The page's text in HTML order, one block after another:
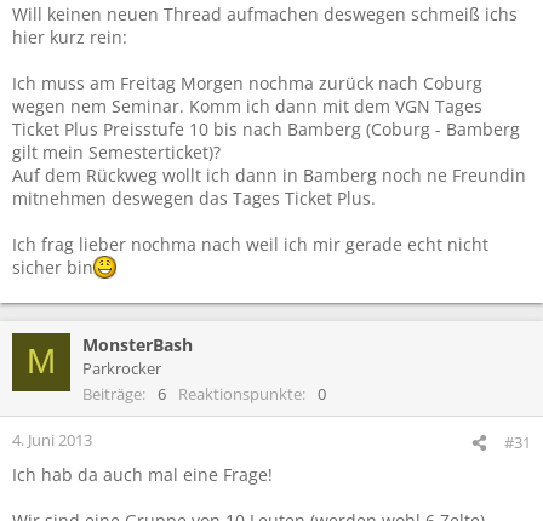
Will keinen neuen Thread aufmachen deswegen schmeiß ichs
hier kurz rein:
Ich muss am Freitag Morgen nochma zurück nach Coburg
wegen nem Seminar. Komm ich dann mit dem VGN Tages
Ticket Plus Preisstufe 10 bis nach Bamberg (Coburg - Bamberg
gilt mein Semesterticket)?
Auf dem Rückweg wollt ich dann in Bamberg noch ne Freundin
mitnehmen deswegen das Tages Ticket Plus.
Ich frag lieber nochma nach weil ich mir gerade echt nicht
sicher bin
M MonsterBash
Parkrocker
Beiträge
6 Reaktionspunkte 0
4. Juni 2013 #31
Ich hab da auch mal eine Frage!